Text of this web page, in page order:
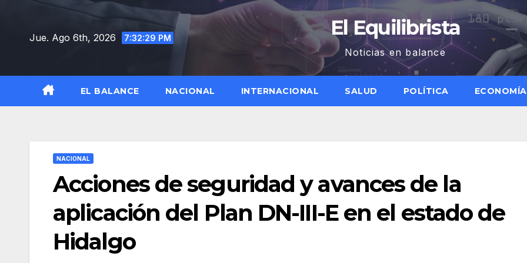
contenidoJue. Ago 6th, 2026 7:32:30 PM El Equilibrista
Noticias en balance
EL BALANCE NACIONAL INTERNACIONAL SALUD POLÍTICA ECONOMÍA
NACIONAL
Acciones de seguridad y avances de la
aplicación del Plan DN-III-E en el estado de
Hidalgo